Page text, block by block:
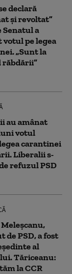
declară
și revoltat”
Senatul a
votul pe legea
„Sunt la
răbdării”
au amânat
votul
carantinei
Liberalii s-
refuzul PSD
de PSD, a fost
al
Tăriceanu:
la CCR